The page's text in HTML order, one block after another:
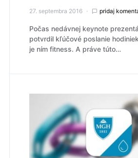
27. septembra 2016 pridaj
Počas nedávnej keynote
potvrdil kľúčové poslanie
je ním fitness. A práve túto…